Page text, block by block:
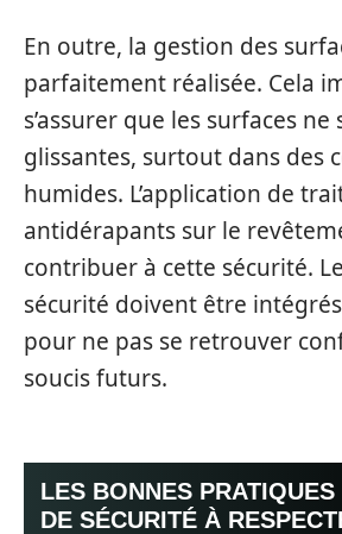
En outre, la gestion des
parfaitement réalisée. Cela
s’assurer que les surfaces
glissantes, surtout dans des
humides. L’application de
antidérapants sur le
contribuer à cette sécurité.
sécurité doivent être intégrés
pour ne pas se retrouver
soucis futurs.
LES BONNES
DE SÉCURITÉ À